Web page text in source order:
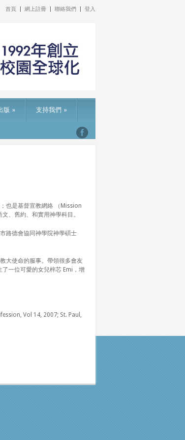
首頁 網上註冊 聯絡我們 登入
版 » 支持我們 »
也是基督宣教網絡 （Mission
、舊約、和實用神學科目。
路德會協同神學院神學碩士
大使命的服事。帶領很多會友
一位可愛的女兒梓芯 Emi，增
Vol 14, 2007; St. Paul,